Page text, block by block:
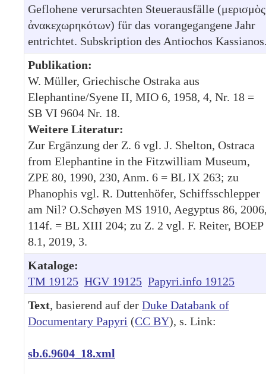
Geflohene verursachten Steuerausfälle (μερισμὸς
ἀνακεχωρηκότων) für das vorangegangene Jahr
entrichtet. Subskription des Antiochos
Publikation:
W. Müller, Griechische Ostraka aus
Elephantine/Syene II, MIO 6, 1958, 4, Nr. 18 =
SB VI 9604 Nr. 18.
Weitere Literatur:
Zur Ergänzung der Z. 6 vgl. J. Shelton, Ostraca
from Elephantine in the Fitzwilliam Museum,
ZPE 80, 1990, 230, Anm. 6 = BL IX 263; zu
Phanophis vgl. R. Duttenhöfer, Schiffsschlepper
am Nil? O.Schøyen MS 1910, Aegyptus 86,
114f. = BL XIII 204; zu Z. 2 vgl. F. Reiter, BOEP
8.1, 2019, 3.
Kataloge:
TM 19125 HGV 19125 Papyri.info 19125
Text, basierend auf der Duke Databank of
Documentary Papyri (CC BY), s. Link:
sb.6.9604_18.xml